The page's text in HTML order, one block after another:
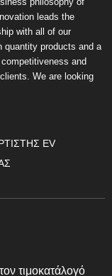
leads the
with all of our
quantity products and a
and
We are looking
EV
τιμοκατάλογό